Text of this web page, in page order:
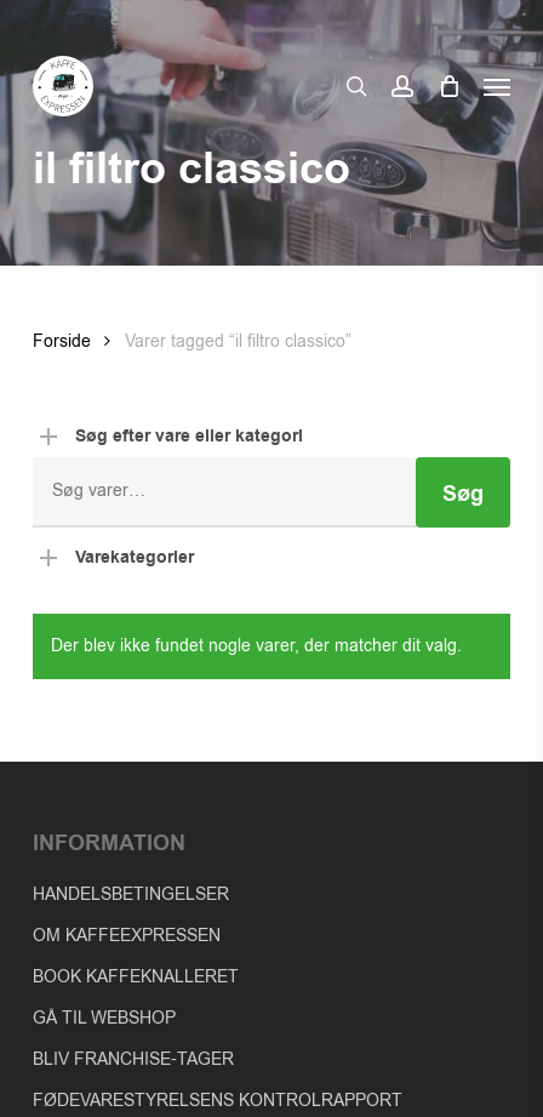
main
content
searchaccount
Menu
il filtro classico
Forside Varer tagged “il filtro classico”
Søg efter vare eller kategori
efter:
Søg
Varekategorier
Der blev ikke fundet nogle varer, der matcher dit valg.
INFORMATION
HANDELSBETINGELSER
OM KAFFEEXPRESSEN
BOOK KAFFEKNALLERET
GÅ TIL WEBSHOP
BLIV FRANCHISE-TAGER
FØDEVARESTYRELSENS KONTROLRAPPORT